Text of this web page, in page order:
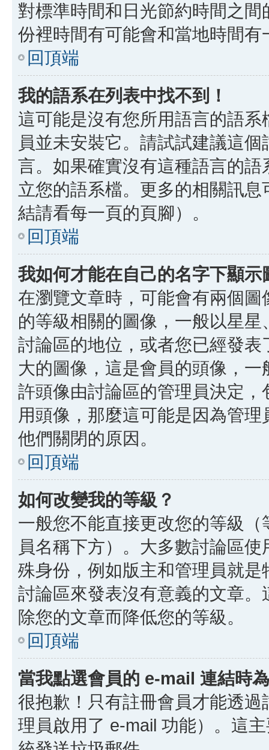
對標準時間和日光節約時間之
份裡時間有可能會和當地時間
回頂端
我的語系在列表中找不到！
這可能是沒有您所用語言的語
員並未安裝它。請試試建議這
言。如果確實沒有這種語言的
立您的語系檔。更多的相關訊
結請看每一頁的頁腳）。
回頂端
我如何才能在自己的名字下顯示
在瀏覽文章時，可能會有兩個
的等級相關的圖像，一般以星
討論區的地位，或者您已經發
大的圖像，這是會員的頭像，
許頭像由討論區的管理員決定
用頭像，那麼這可能是因為管
他們關閉的原因。
回頂端
如何改變我的等級？
一般您不能直接更改您的等級
員名稱下方）。大多數討論區
殊身份，例如版主和管理員就
討論區來發表沒有意義的文章
除您的文章而降低您的等級。
回頂端
當我點選會員的 e-mail 連結時
很抱歉！只有註冊會員才能透
理員啟用了 e-mail 功能）。這